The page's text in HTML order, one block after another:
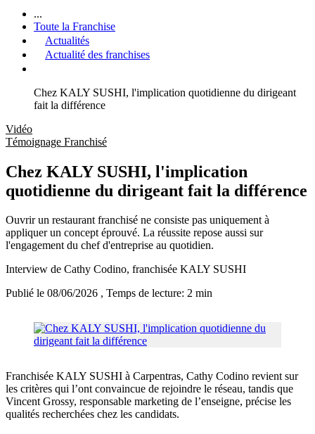
...
Toute la Franchise
Actualités
Actualité des franchises
Chez KALY SUSHI, l'implication quotidienne du dirigeant
fait la différence
Vidéo
Témoignage Franchisé
Chez KALY SUSHI, l'implication
quotidienne du dirigeant fait la différence
Ouvrir un restaurant franchisé ne consiste pas uniquement à
appliquer un concept éprouvé. La réussite repose aussi sur
l'engagement du chef d'entreprise au quotidien.
Interview de Cathy Codino, franchisée KALY SUSHI
Publié le 08/06/2026 , Temps de lecture: 2 min
Franchisée KALY SUSHI à Carpentras, Cathy Codino revient sur
les critères qui l’ont convaincue de rejoindre le réseau, tandis que
Vincent Grossy, responsable marketing de l’enseigne, précise les
qualités recherchées chez les candidats.